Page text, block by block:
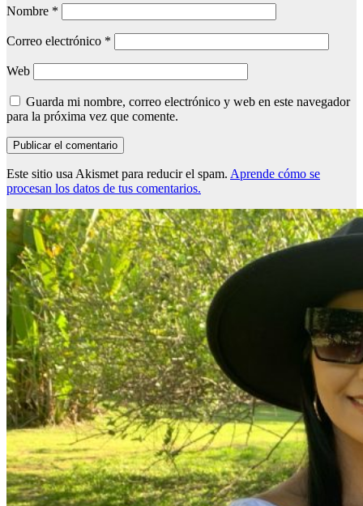
Nombre *
Correo electrónico *
Web
Guarda mi nombre, correo electrónico y web en este navegador
para la próxima vez que comente.
Este sitio usa Akismet para reducir el spam. Aprende cómo se
procesan los datos de tus comentarios.